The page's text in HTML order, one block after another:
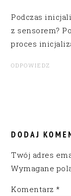
Podczas
z sensorem?
proces
ODPOWIEDZ
DODAJ
Twój adres
Wymagane
Komentarz*